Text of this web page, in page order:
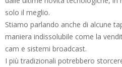
solo il meglio.
Stiamo parlando anche di alcune
maniera indissolubile come la
cam e sistemi broadcast.
I più tradizionali potrebbero